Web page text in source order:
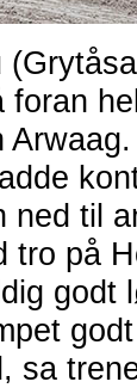
foran
ned til
tro på
godt
sa